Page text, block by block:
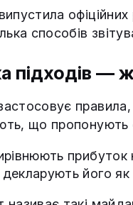
способів
підходів —
що пропонують
прибуток
його